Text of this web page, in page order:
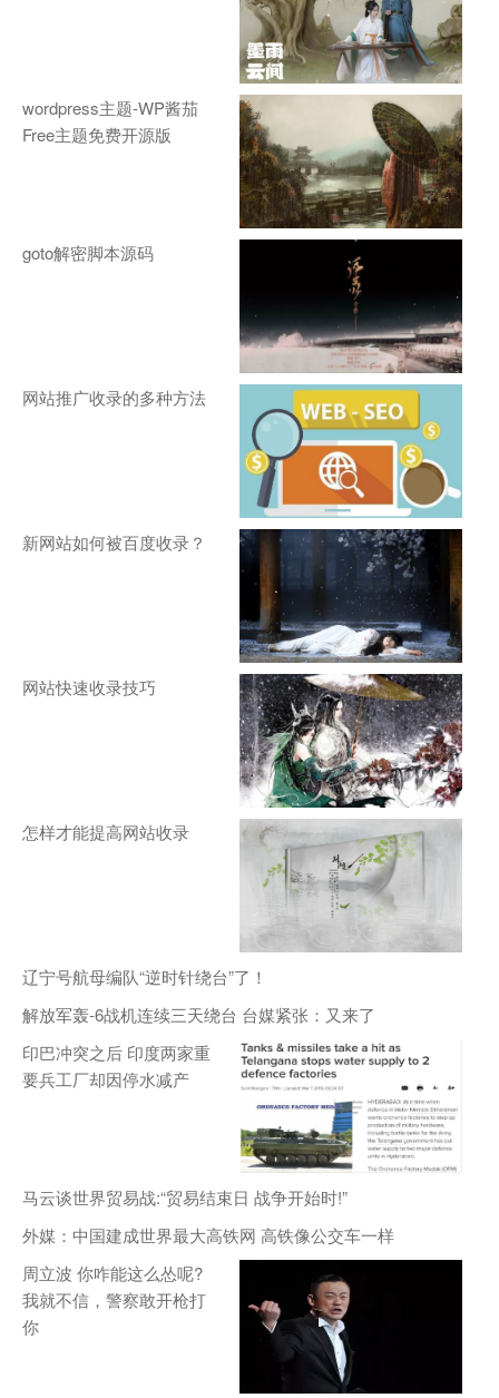
wordpress主题-WP酱茄
Free主题免费开源版
goto解密脚本源码
网站推广收录的多种方法
新网站如何被百度收录？
网站快速收录技巧
怎样才能提高网站收录
辽宁号航母编队“逆时针绕台”了！
解放军轰-6战机连续三天绕台 台媒紧张：又来了
印巴冲突之后 印度两家重
要兵工厂却因停水减产
马云谈世界贸易战:“贸易结束日 战争开始时!”
外媒：中国建成世界最大高铁网 高铁像公交车一样
周立波 你咋能这么怂呢?
我就不信，警察敢开枪打
你